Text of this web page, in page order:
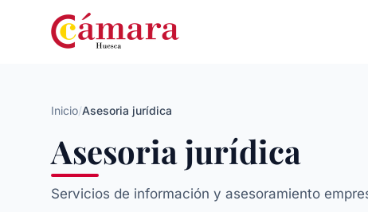
Inicio/Asesoria jurídica
Asesoria jurídica
Servicios de información y asesoramiento